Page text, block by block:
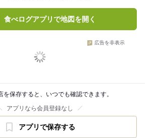
食べログアプリで地図を開く
広告を非表示
を保存すると、いつでも確認できます。
アプリなら会員登録なし
アプリで保存する